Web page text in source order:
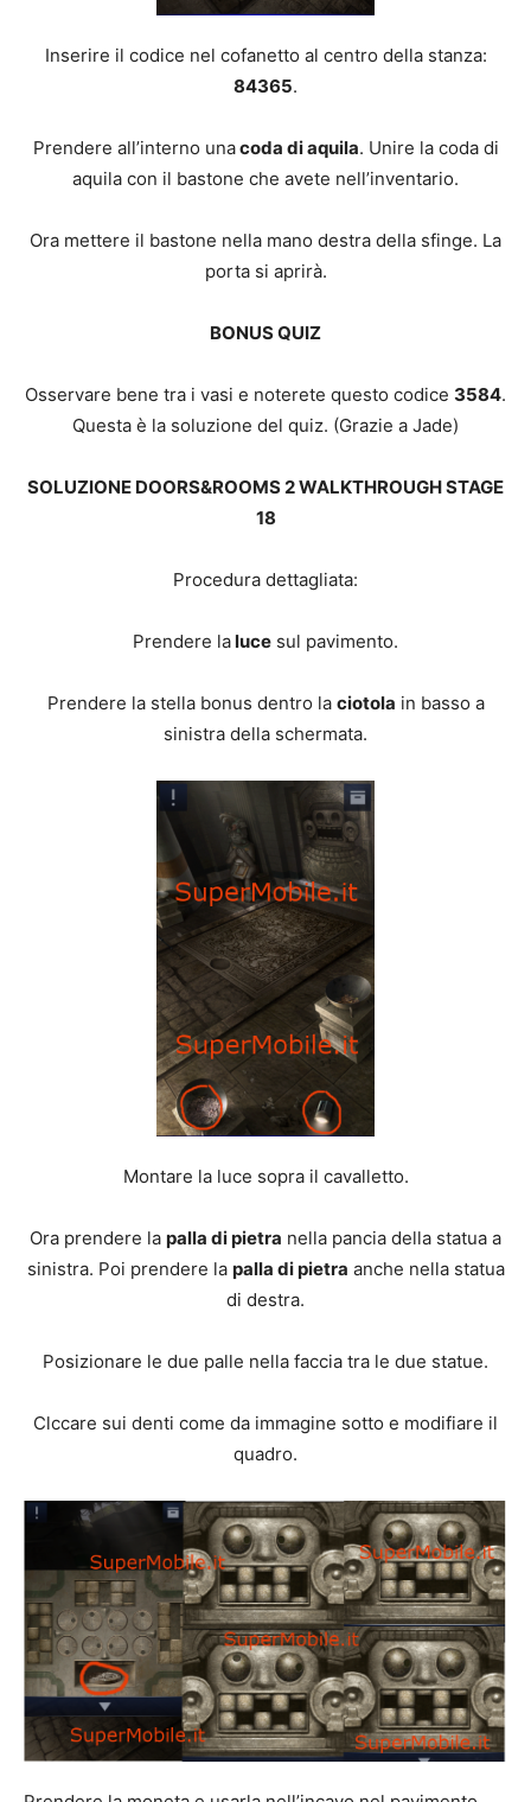
Inserire il codice nel cofanetto al centro della stanza:
84365.
Prendere all’interno unacoda di aquila. Unire la coda di
aquila con il bastone che avete nell’inventario.
Ora mettere il bastone nella mano destra della sfinge. La
porta si aprirà.
BONUS QUIZ
Osservare bene tra i vasi e noterete questo codice 3584.
Questa è la soluzione del quiz. (Grazie a Jade)
SOLUZIONE DOORS&ROOMS 2 WALKTHROUGH STAGE
18
Procedura dettagliata:
Prendere laluce sul pavimento.
Prendere la stella bonus dentro la ciotola in basso a
sinistra della schermata.
Montare la luce sopra il cavalletto.
Ora prendere la palla di pietra nella pancia della statua a
sinistra. Poi prendere la palla di pietra anche nella statua
di destra.
Posizionare le due palle nella faccia tra le due statue.
Clccare sui denti come da immagine sotto e modifiare il
quadro.